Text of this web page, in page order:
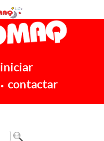
iniciar
• contactar